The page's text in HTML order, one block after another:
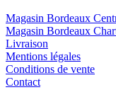
Magasin Bordeaux
Magasin Bordeaux
Livraison
Mentions légales
Conditions de vente
Contact